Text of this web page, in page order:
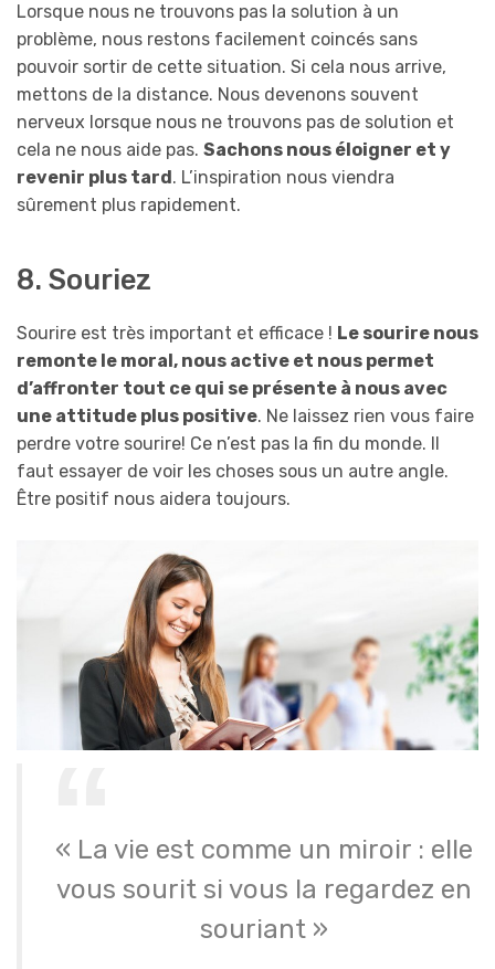
Lorsque nous ne trouvons pas la solution à un
problème, nous restons facilement coincés sans
pouvoir sortir de cette situation. Si cela nous arrive,
mettons de la distance. Nous devenons souvent
nerveux lorsque nous ne trouvons pas de solution et
cela ne nous aide pas. Sachons nous éloigner et y
revenir plus tard . L’inspiration nous viendra
sûrement plus rapidement.
8. Souriez
Sourire est très important et efficace ! Le sourire nous
remonte le moral, nous active et nous permet
d’affronter tout ce qui se présente à nous avec
une attitude plus positive. Ne laissez rien vous faire
perdre votre sourire! Ce n’est pas la fin du monde. Il
faut essayer de voir les choses sous un autre angle.
Être positif nous aidera toujours.
« La vie est comme un miroir : elle
vous sourit si vous la regardez en
souriant »